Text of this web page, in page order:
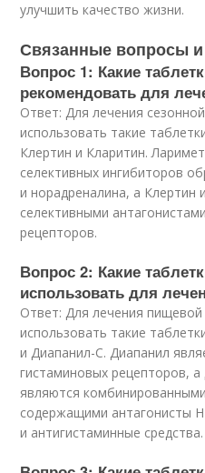
улучшить качество жизни.
Связанные вопросы
Вопрос 1: Какие
рекомендовать для
Ответ: Для лечения
использовать такие
Клертин и Кларитин.
селективных ингибиторов
и норадреналина, а Клертин
селективными
рецепторов.
Вопрос 2: Какие
использовать для
Ответ: Для лечения
использовать такие
и Диапанил-С. Диапанил
гистаминовых рецепторов,
являются
содержащими антагонисты
и антигистаминные средства.